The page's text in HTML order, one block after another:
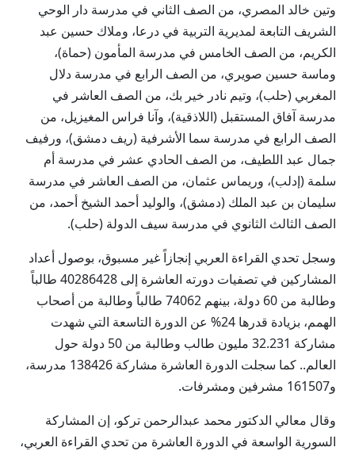
وتين خالد المصري، من الصف الثاني في مدرسة دار الوحي
الشريف التابعة لمديرية التربية في درعا، وملاك حسين عبد
الكريم، من الصف الخامس في مدرسة المأمون (حماة)،
وماسة حسين صويري، من الصف الرابع في مدرسة دلال
المغربي (حلب)، وتيم نادر خير بك، من الصف العاشر في
مدرسة آفاق المستقبل (اللاذقية)، وآنا فراس المغيزيل، من
الصف الرابع في مدرسة سما الأشرفية (ريف دمشق)، ورفيف
جمال عبد اللطيف، من الصف الحادي عشر في مدرسة أم
سلمة (إدلب)، وريماس عثمان، من الصف العاشر في مدرسة
سليمان بن عبد الملك (دمشق)، والوليد أحمد الشيخ أحمد، من
الصف الثالث الثانوي في مدرسة سيف الدولة (حلب).
وسجل تحدي القراءة العربي إنجازاً غير مسبوق، بوصول أعداد
المشاركين في تصفيات دورته العاشرة إلى 40286428 طالباً
وطالبة من 60 دولة، بينهم 74062 طالباً وطالبة من أصحاب
الهمم، بزيادة قدرها 24% عن الدورة التاسعة التي شهدت
مشاركة 32.231 مليون طالب وطالبة من 50 دولة حول
العالم.. كما سجلت الدورة العاشرة مشاركة 138426 مدرسة،
و161507 مشرفين ومشرفات.
وقال معالي الدكتور محمد عبدالرحمن تركو، إن المشاركة
السورية الواسعة في الدورة العاشرة من تحدي القراءة العربي،